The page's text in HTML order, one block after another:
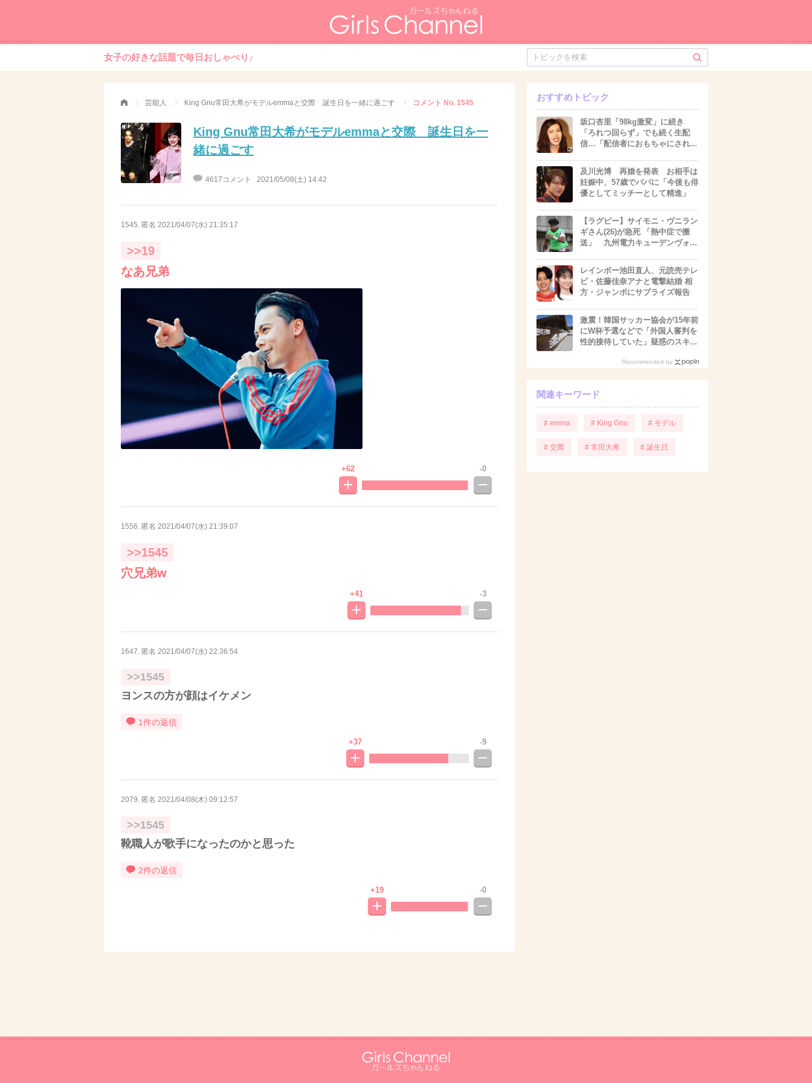
女子の好きな話題で毎日おしゃべり♪
芸能人 King Gnu常田大希がモデルemmaと交際 誕生日を一緒に過ごす コメント No. 1545
King Gnu常田大希がモデルemmaと交際 誕生日を一
緒に過ごす
4617コメント 2021/05/08(土) 14:42
1545. 匿名 2021/04/07(水) 21:35:17
>>19
なあ兄弟
+62 -0
1556. 匿名 2021/04/07(水) 21:39:07
>>1545
穴兄弟w
+41 -3
1647. 匿名 2021/04/07(水) 22:36:54
>>1545
ヨンスの方が顔はイケメン
1件の返信
+37 -9
2079. 匿名 2021/04/08(木) 09:12:57
>>1545
靴職人が歌手になったのかと思った
2件の返信
+19 -0
おすすめトピック
坂口杏里「98kg激変」に続き
「ろれつ回らず」でも続く生配
信…「配信者におもちゃにされ...
及川光博 再婚を発表 お相手は
妊娠中、57歳でパパに「今後も俳
優としてミッチーとして精進」
【ラグビー】サイモニ・ヴニラン
ギさん(26)が急死 「熱中症で搬
送」 九州電力キューデンヴォ...
レインボー池田直人、元読売テレ
ビ・佐藤佳奈アナと電撃結婚 相
方・ジャンボにサプライズ報告
激震！韓国サッカー協会が15年前
にW杯予選などで「外国人審判を
性的接待していた」疑惑のスキ...
Recommended by
関連キーワード
# emma # King Gnu # モデル
# 交際 # 常田大希 # 誕生日